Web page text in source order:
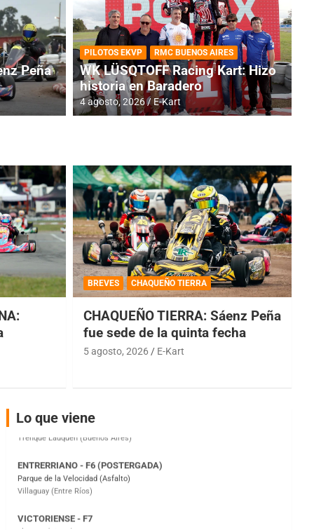
RMC BUENOS AIRES
Cerró una jornada
Peña
PILOTOS EKVP RMC BUENOS AIRES
WK LÜSQTOFF Racing Kart: Hizo
historia en Baradero
4 agosto, 2026 E-Kart
BREVES CHAQUEÑO TIERRA
CHAQUEÑO TIERRA: Sáenz Peña
fue sede de la quinta fecha
5 agosto, 2026 E-Kart
Lo que viene
COBERTURA ESPECIAL DE E-KART.COM.AR
IAME SERIES ARGENTINA 6
Baradero (Buenos Aires)
Parque de la Velocidad (Asfalto)
Villaguay (Entre Ríos)
El Cerro (Tierra)
Victoria (Entre Ríos)
Moto Club Reginense (Tierra)